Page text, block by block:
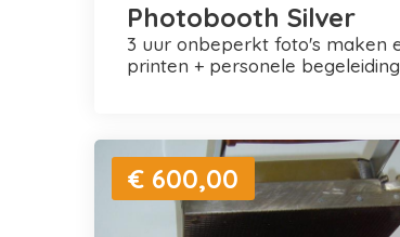
Photobooth Silver
3 uur onbeperkt foto's maken en
printen + personele begeleiding
€ 600,00